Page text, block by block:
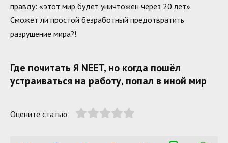
правду: «этот мир будет уничтожен через 20 лет».
Сможет ли простой безработный предотвратить
разрушение мира?!
Где почитать Я NEET, но когда пошёл
устраиваться на работу, попал в иной мир
Оцените статью